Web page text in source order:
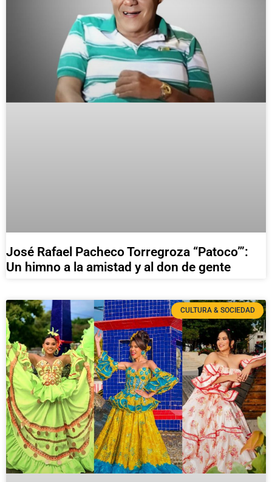
José Rafael Pacheco Torregroza “Patoco”’:
Un himno a la amistad y al don de gente
CULTURA & SOCIEDAD